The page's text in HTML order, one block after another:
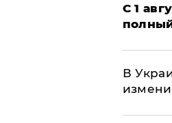
С 1
В